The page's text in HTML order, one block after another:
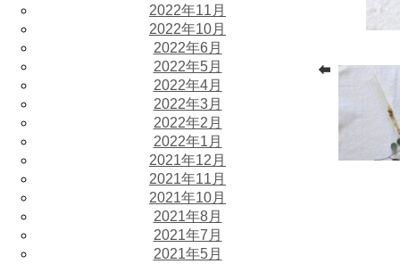
2022年11月
2022年10月
2022年6月
2022年5月
2022年4月
2022年3月
2022年2月
2022年1月
2021年12月
2021年11月
2021年10月
2021年8月
2021年7月
2021年5月